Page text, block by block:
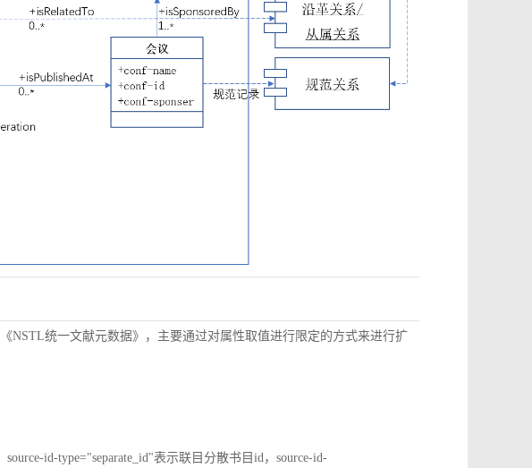
NSTL统一文献元数据》，主要通过对属性取值进行限定的方式来进行扩
id-type="separate_id"表示联目分散书目id，source-id-